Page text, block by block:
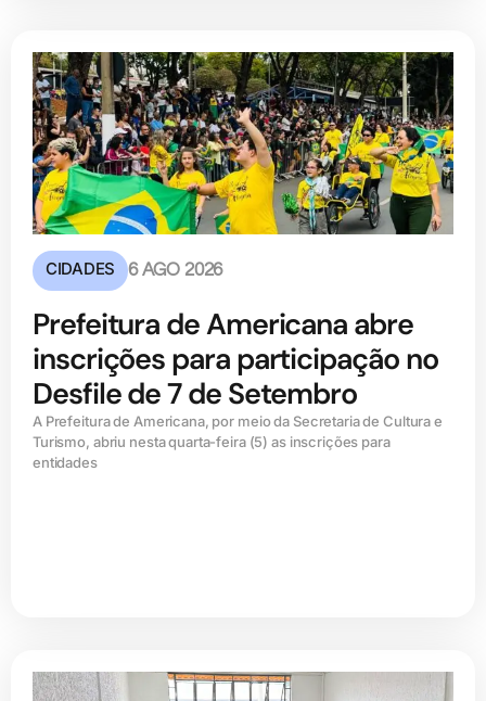
CIDADES 6 AGO 2026
Prefeitura de Americana abre
inscrições para participação no
Desfile de 7 de Setembro
A Prefeitura de Americana, por meio da Secretaria de Cultura e
Turismo, abriu nesta quarta-feira (5) as inscrições para
entidades